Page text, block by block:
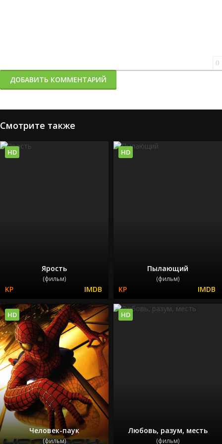
0
ДОБАВИТЬ КОММЕНТАРИЙ
Смотрите также
Ярость
(фильм)
HD
Пылающий
(фильм)
HD
Человек-паук
(фильм)
HD
Любовь, разум, месть
(фильм)
HD